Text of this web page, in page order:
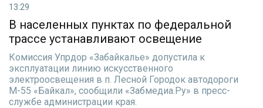
13:29
В населенных пунктах по федеральной
трассе устанавливают освещение
Комиссия Упрдор «Забайкалье» допустила к
эксплуатации линию искусственного
электроосвещения в п. Лесной Городок автодороги
М-55 «Байкал», сообщили «Забмедиа.Ру» в пресс-
службе администрации края.